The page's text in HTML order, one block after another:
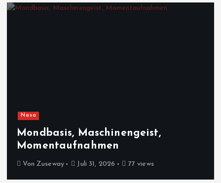
Nasa
Mondbasis, Maschinengeist,
Momentaufnahmen
Von Zuseway Juli 31, 2026 77 views